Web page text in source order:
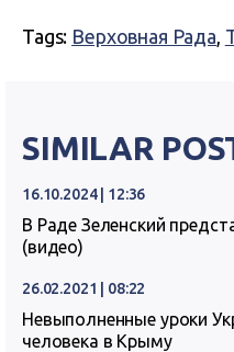
Tags: Верховная Рада,
SIMILAR
16.10.2024 | 12:36
В Раде Зеленский
(видео)
26.02.2021 | 08:22
Невыполненные уроки
человека в Крыму